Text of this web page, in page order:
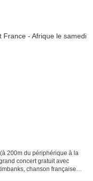
200m du périphérique à la
concert gratuit avec
chanson française